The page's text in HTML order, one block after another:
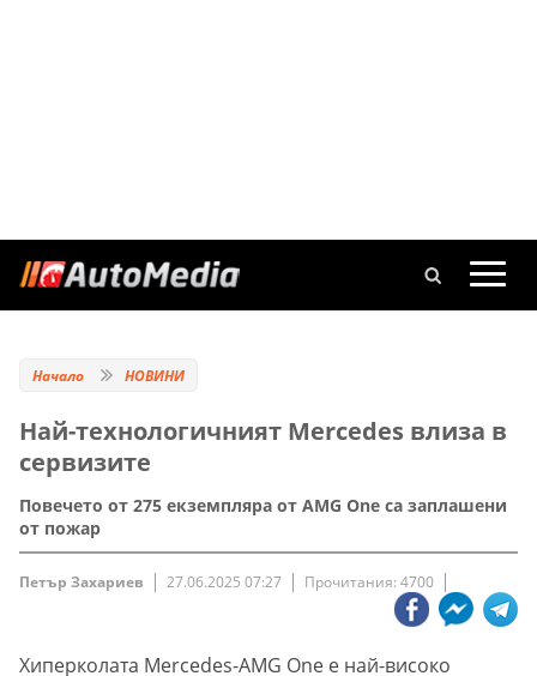
Начало НОВИНИ
Най-технологичният Mercedes влиза в
сервизите
Повечето от 275 екземпляра от AMG One са заплашени
от пожар
Петър Захариев 27.06.2025 07:27 Прочитания: 4700
Хиперколата Mercedes-AMG One е най-високо